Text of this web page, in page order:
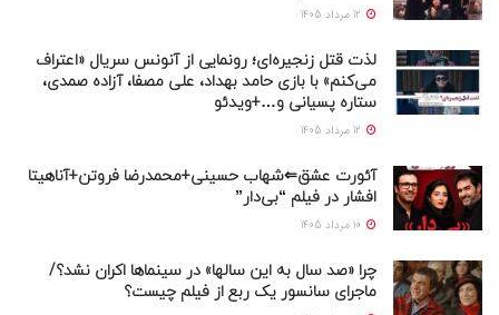
لذت قتل زنجیره‌ای؛ رونمایی از آنونس سریال «اعتراف
می‌کنم» با بازی حامد بهداد، علی مصفا، آزاده صمدی،
ستاره پسیانی و…+ویدئو
آئورت عشق⇐شهاب حسینی+محمدرضا فروتن+آناهیتا
افشار در فیلم “بی‌دار”
چرا «صد سال به این سالها» در سینماها اکران نشد؟/
ماجرای سانسور یک ربع از فیلم چیست؟